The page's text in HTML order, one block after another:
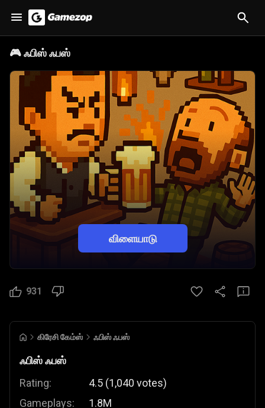
🎮ஃபிஸ் ஃபஸ்
விளையாடு
931
கிரேசி கேம்ஸ் ஃபிஸ் ஃபஸ்
ஃபிஸ் ஃபஸ்
Rating:
Gameplays:
4.5 (1,040 votes)
1.8M